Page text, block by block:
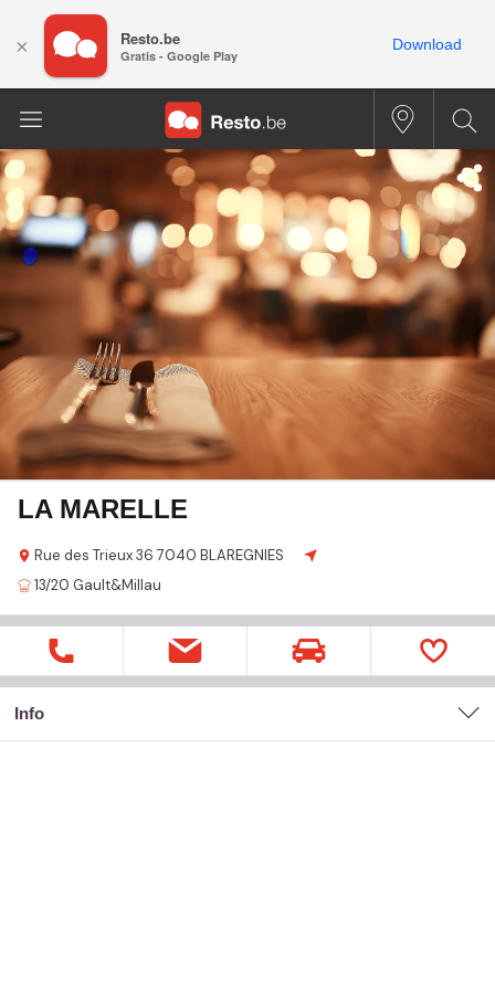
LA MARELLE
Rue des Trieux36 7040 BLAREGNIES
13/20 Gault&Millau
Info
× Resto.be
Gratis - Google Play
Download